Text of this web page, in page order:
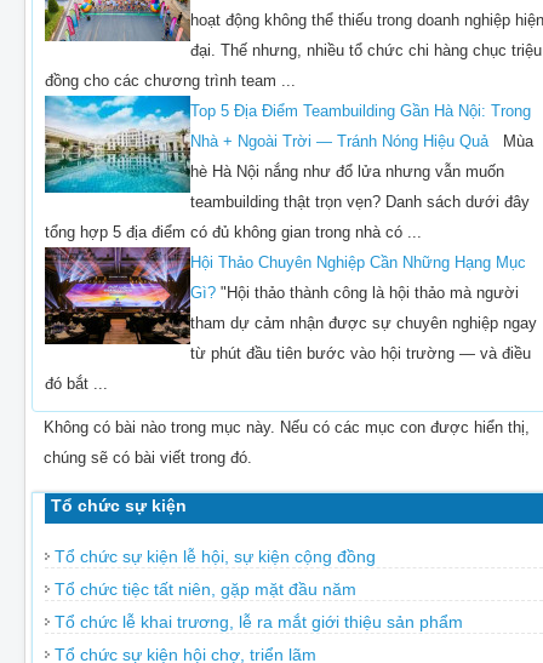
hoạt động không thể thiếu trong doanh nghiệp hiện
đại. Thế nhưng, nhiều tổ chức chi hàng chục triệu
đồng cho các chương trình team ...
Top 5 Địa Điểm Teambuilding Gần Hà Nội: Trong
Nhà + Ngoài Trời — Tránh Nóng Hiệu Quả Mùa
hè Hà Nội nắng như đổ lửa nhưng vẫn muốn
teambuilding thật trọn vẹn? Danh sách dưới đây
tổng hợp 5 địa điểm có đủ không gian trong nhà có ...
Hội Thảo Chuyên Nghiệp Cần Những Hạng Mục
Gì? "Hội thảo thành công là hội thảo mà người
tham dự cảm nhận được sự chuyên nghiệp ngay
từ phút đầu tiên bước vào hội trường — và điều
đó bắt ...
Không có bài nào trong mục này. Nếu có các mục con được hiển thị,
chúng sẽ có bài viết trong đó.
Tổ chức sự kiện
Tổ chức sự kiện lễ hội, sự kiện cộng đồng
Tổ chức tiệc tất niên, gặp mặt đầu năm
Tổ chức lễ khai trương, lễ ra mắt giới thiệu sản phẩm
Tổ chức sự kiện hội chợ, triển lãm